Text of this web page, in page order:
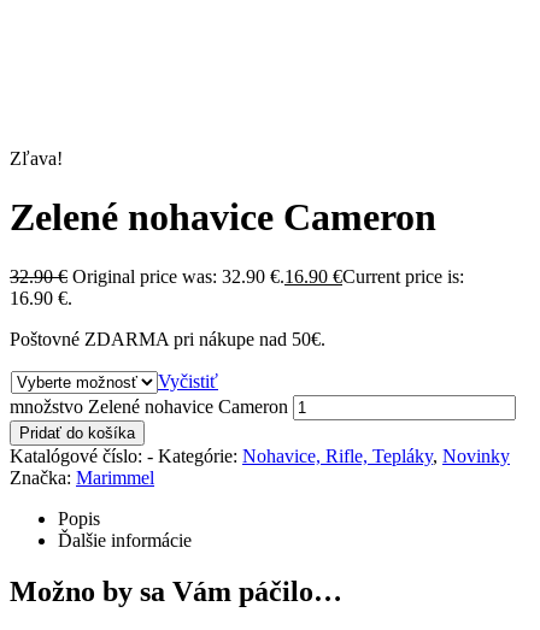
Zľava!
Zelené nohavice Cameron
32.90€ Original price was: 32.90 €.16.90 €Current price is:
16.90 €.
Poštovné ZDARMA pri nákupe nad 50€.
Vyčistiť
množstvo Zelené nohavice Cameron
Pridať do košíka
Katalógové číslo: - Kategórie: Nohavice, Rifle, Tepláky, Novinky
Značka: Marimmel
Popis
Ďalšie informácie
Možno by sa Vám páčilo…